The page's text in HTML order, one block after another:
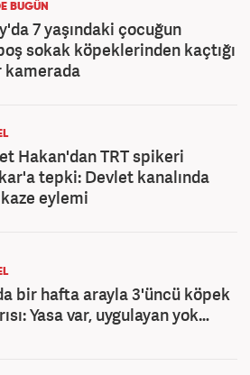
BUGÜN
7 yaşındaki çocuğun
sokak köpeklerinden kaçtığı
kamerada
Hakan'dan TRT spikeri
tepki: Devlet kanalında
eylemi
bir hafta arayla 3'üncü köpek
Yasa var, uygulayan yok…